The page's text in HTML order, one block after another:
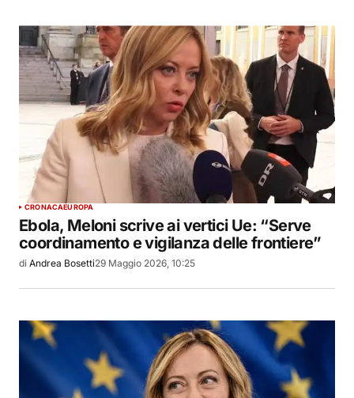
CRONACAEUROPA
Ebola, Meloni scrive ai vertici Ue: “Serve
coordinamento e vigilanza delle frontiere”
di Andrea Bosetti29 Maggio 2026, 10:25